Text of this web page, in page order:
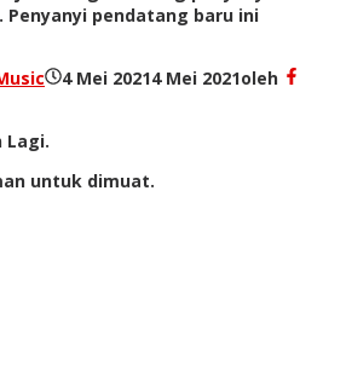
Penyanyi pendatang baru ini
4 Mei 20214 Mei 2021oleh
Lagi.
untuk dimuat.